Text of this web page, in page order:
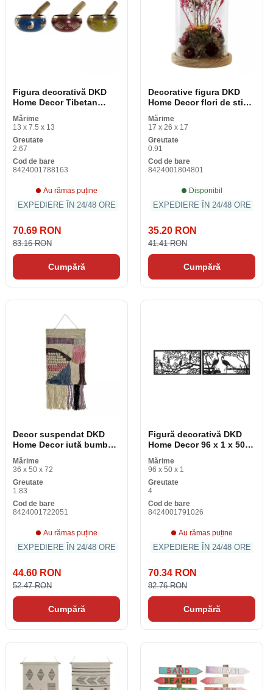
Figura decorativă DKD
Home Decor Tibetan
Bowl 13 x 13 x 7. 5 cm
Roșu Albastru Galben
Mărime
13 x 7.5 x 13
Greutate
2.67
Cod de bare
8424001788163
Au rămas puține
EXPEDIERE ÎN 24/48 ORE
70.69 RON
83.16 RON
Cumpără
Decorative figura DKD
Home Decor flori de sticla
din lemn MDF (17 x 17 x
26 cm)
Mărime
17 x 26 x 17
Greutate
0.91
Cod de bare
8424001804801
Disponibil
EXPEDIERE ÎN 24/48 ORE
35.20 RON
41.41 RON
Cumpără
Decor suspendat DKD
Home Decor iută bumbac
(45 x 2 x 115 cm)
Mărime
36 x 50 x 72
Greutate
1.83
Cod de bare
8424001722051
Au rămas puține
EXPEDIERE ÎN 24/48 ORE
44.60 RON
52.47 RON
Cumpără
Figură decorativă DKD
Home Decor 96 x 1 x 50
cm Păsări negre (2
bucăți)
Mărime
96 x 50 x 1
Greutate
4
Cod de bare
8424001791026
Au rămas puține
EXPEDIERE ÎN 24/48 ORE
70.34 RON
82.76 RON
Cumpără